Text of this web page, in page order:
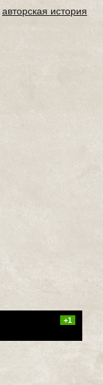
авторская история
+1